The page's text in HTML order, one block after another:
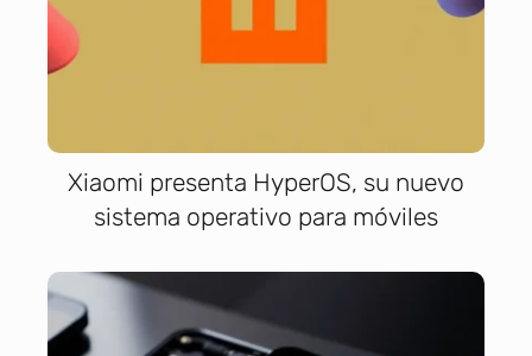
Xiaomi presenta HyperOS, su nuevo
sistema operativo para móviles